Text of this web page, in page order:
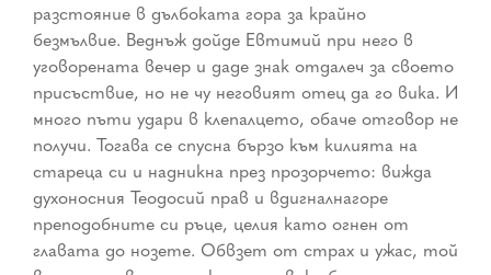
разстояние в дълбоката гора за крайно
безмълвие. Веднъж дойде Евтимий при него в
уговорената вечер и даде знак отдалеч за своето
присъствие, но не чу неговият отец да го вика. И
много пъти удари в клепалцето, обаче отговор не
получи. Тогава се спусна бързо към килията на
стареца си и надникна през прозорчето: вижда
духоносния Теодосий прав и вдигналнагоре
преподобните си ръце, целия като огнен от
главата до нозете. Обвзет от страх и ужас, той